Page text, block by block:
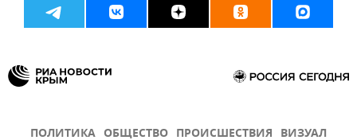
ПОЛИТИКА ОБЩЕСТВО ПРОИСШЕСТВИЯ ВИЗУАЛ